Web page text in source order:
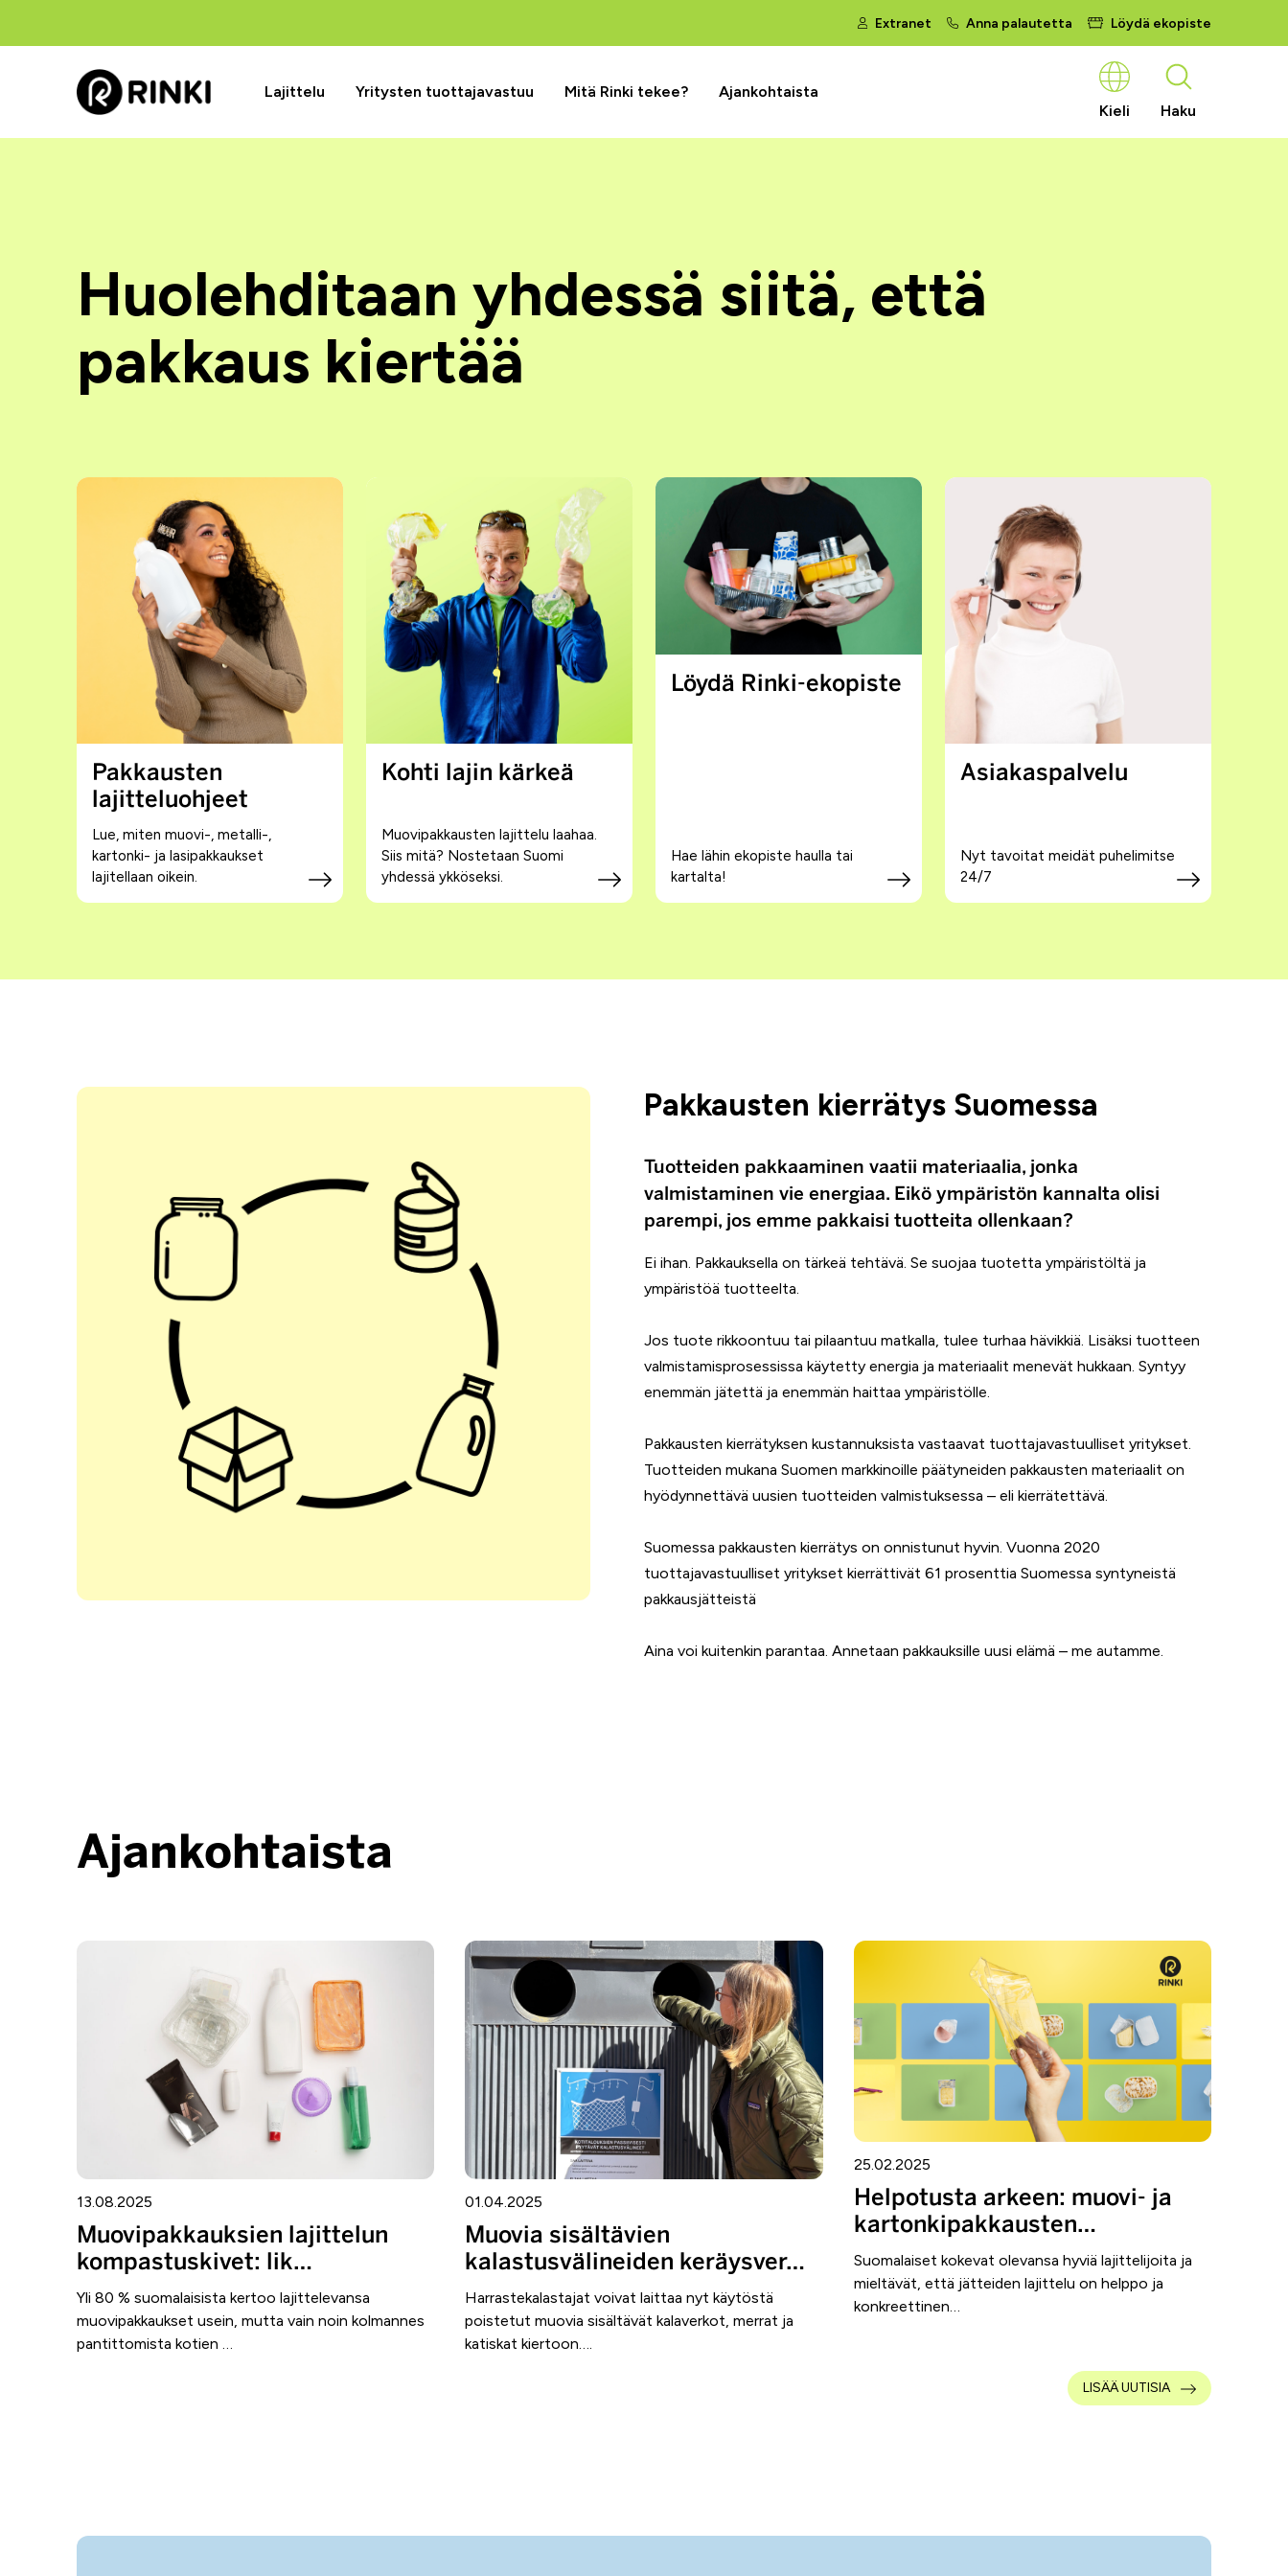
Extranet Anna palautetta Löydä ekopiste
Lajittelu Yritysten tuottajavastuu Mitä Rinki tekee?
Ajankohtaista
Kieli
Haku
Huolehditaan yhdessä siitä, että
pakkaus kiertää
Pakkausten
lajitteluohjeet
Lue, miten muovi-, metalli-,
kartonki- ja lasipakkaukset
lajitellaan oikein.
Kohti lajin kärkeä
Muovipakkausten lajittelu laahaa.
Siis mitä? Nostetaan Suomi
yhdessä ykköseksi.
Löydä Rinki-ekopiste
Hae lähin ekopiste haulla tai
kartalta!
Asiakaspalvelu
Nyt tavoitat meidät puhelimitse
24/7
Pakkausten kierrätys Suomessa
Tuotteiden pakkaaminen vaatii materiaalia, jonka
valmistaminen vie energiaa. Eikö ympäristön kannalta olisi
parempi, jos emme pakkaisi tuotteita ollenkaan?
Ei ihan. Pakkauksella on tärkeä tehtävä. Se suojaa tuotetta ympäristöltä ja
ympäristöä tuotteelta.
Jos tuote rikkoontuu tai pilaantuu matkalla, tulee turhaa hävikkiä. Lisäksi tuotteen
valmistamisprosessissa käytetty energia ja materiaalit menevät hukkaan. Syntyy
enemmän jätettä ja enemmän haittaa ympäristölle.
Pakkausten kierrätyksen kustannuksista vastaavat tuottajavastuulliset yritykset.
Tuotteiden mukana Suomen markkinoille päätyneiden pakkausten materiaalit on
hyödynnettävä uusien tuotteiden valmistuksessa – eli kierrätettävä.
Suomessa pakkausten kierrätys on onnistunut hyvin. Vuonna 2020
tuottajavastuulliset yritykset kierrättivät 61 prosenttia Suomessa syntyneistä
pakkausjätteistä
Aina voi kuitenkin parantaa. Annetaan pakkauksille uusi elämä – me autamme.
Ajankohtaista
13.08.2025
Muovipakkauksien lajittelun
kompastuskivet: lik…
Yli 80 % suomalaisista kertoo lajittelevansa
muovipakkaukset usein, mutta vain noin kolmannes
pantittomista kotien …
01.04.2025
Muovia sisältävien
kalastusvälineiden keräysver…
Harrastekalastajat voivat laittaa nyt käytöstä
poistetut muovia sisältävät kalaverkot, merrat ja
katiskat kiertoon….
25.02.2025
Helpotusta arkeen: muovi- ja
kartonkipakkausten…
Suomalaiset kokevat olevansa hyviä lajittelijoita ja
mieltävät, että jätteiden lajittelu on helppo ja
konkreettinen…
LISÄÄ UUTISIA